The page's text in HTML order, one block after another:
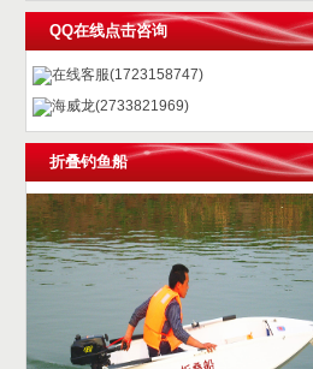
QQ在线点击咨询
在线客服(1723158747)
海威龙(2733821969)
折叠钓鱼船